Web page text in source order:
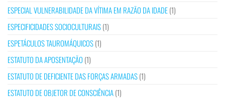
ESPECIAL VULNERABILIDADE DA VÍTIMA EM RAZÃO DA IDADE(1)
ESPECIFICIDADES SOCIOCULTURAIS(1)
ESPETÁCULOS TAUROMÁQUICOS(1)
ESTATUTO DA APOSENTAÇÃO (1)
ESTATUTO DE DEFICIENTE DAS FORÇAS ARMADAS(1)
ESTATUTO DE OBJETOR DE CONSCIÊNCIA(1)